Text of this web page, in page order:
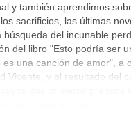
y también aprendimos
sacrificios, las últimas
búsqueda del incunable
del libro "Esto podría ser
es una canción de amor", a
Vicente, y el resultado del